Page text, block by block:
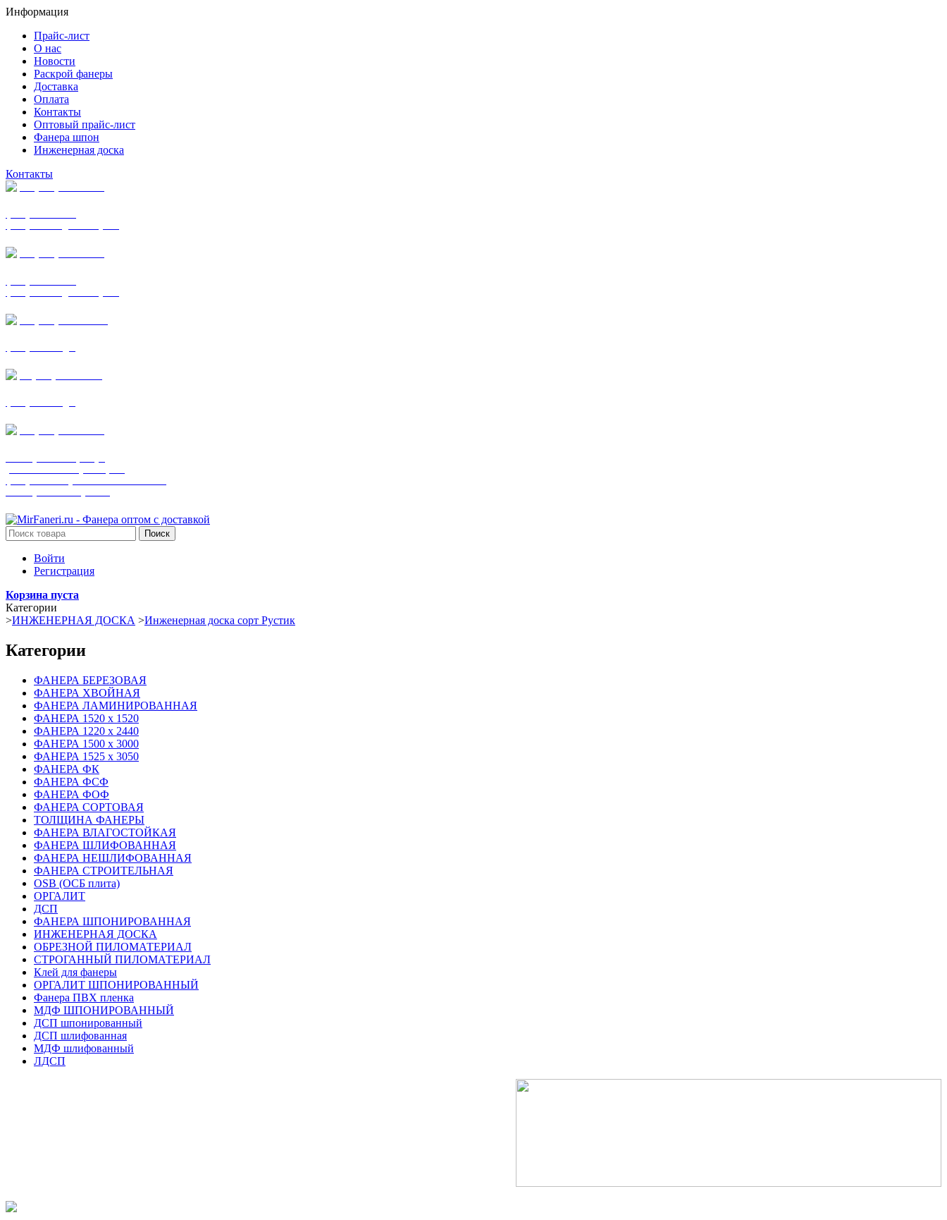
Информация
Прайс-лист
О нас
Новости
Раскрой фанеры
Доставка
Оплата
Контакты
Оптовый прайс-лист
Фанера шпон
Инженерная доска
Контакты
Поиск
Войти
Регистрация
Корзина пуста
Категории
>ИНЖЕНЕРНАЯ ДОСКА >Инженерная доска сорт Рустик
Категории
ФАНЕРА БЕРЕЗОВАЯ
ФАНЕРА ХВОЙНАЯ
ФАНЕРА ЛАМИНИРОВАННАЯ
ФАНЕРА 1520 х 1520
ФАНЕРА 1220 х 2440
ФАНЕРА 1500 х 3000
ФАНЕРА 1525 х 3050
ФАНЕРА ФК
ФАНЕРА ФСФ
ФАНЕРА ФОФ
ФАНЕРА СОРТОВАЯ
ТОЛЩИНА ФАНЕРЫ
ФАНЕРА ВЛАГОСТОЙКАЯ
ФАНЕРА ШЛИФОВАННАЯ
ФАНЕРА НЕШЛИФОВАННАЯ
ФАНЕРА СТРОИТЕЛЬНАЯ
OSB (ОСБ плита)
ОРГАЛИТ
ДСП
ФАНЕРА ШПОНИРОВАННАЯ
ИНЖЕНЕРНАЯ ДОСКА
ОБРЕЗНОЙ ПИЛОМАТЕРИАЛ
СТРОГАННЫЙ ПИЛОМАТЕРИАЛ
Клей для фанеры
ОРГАЛИТ ШПОНИРОВАННЫЙ
Фанера ПВХ пленка
МДФ ШПОНИРОВАННЫЙ
ДСП шпонированный
ДСП шлифованная
МДФ шлифованный
ЛДСП